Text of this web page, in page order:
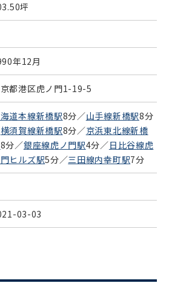
坪
年12月
都港区虎ノ門1-19-5
道本線新橋駅8分／山手線新橋駅8分
横須賀線新橋駅8分／京浜東北線新橋
8分／銀座線虎ノ門駅4分／日比谷線虎
ヒルズ駅5分／三田線内幸町駅7分
03-03